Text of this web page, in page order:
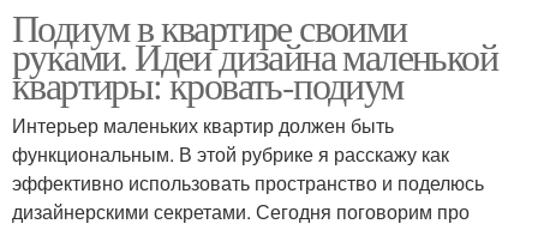
однокомнатной
квартире
Подиум в интерьере
Подиум в квартире своими
руками. Идеи дизайна маленькой
квартиры: кровать-подиум
Интерьер маленьких квартир должен быть
функциональным. В этой рубрике я расскажу как
эффективно использовать пространство и поделюсь
дизайнерскими секретами. Сегодня поговорим про